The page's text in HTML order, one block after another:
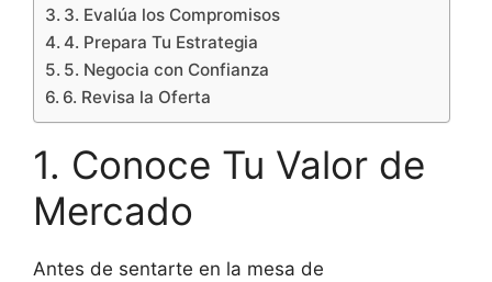
3. Evalúa los Compromisos
4. Prepara Tu Estrategia
5. Negocia con Confianza
6. Revisa la Oferta
1. Conoce Tu Valor de
Mercado
Antes de sentarte en la mesa de